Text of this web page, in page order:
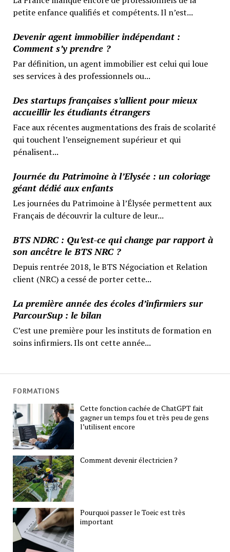
petite enfance qualifiés et compétents. Il n’est...
Devenir agent immobilier indépendant :
Comment s’y prendre ?
Par définition, un agent immobilier est celui qui loue
ses services à des professionnels ou...
Des startups françaises s’allient pour mieux
accueillir les étudiants étrangers
Face aux récentes augmentations des frais de scolarité
qui touchent l’enseignement supérieur et qui
pénalisent...
Journée du Patrimoine à l’Elysée : un coloriage
géant dédié aux enfants
Les journées du Patrimoine à l’Élysée permettent aux
Français de découvrir la culture de leur...
BTS NDRC : Qu’est-ce qui change par rapport à
son ancêtre le BTS NRC ?
Depuis rentrée 2018, le BTS Négociation et Relation
client (NRC) a cessé de porter cette...
La première année des écoles d’infirmiers sur
ParcourSup : le bilan
C’est une première pour les instituts de formation en
soins infirmiers. Ils ont cette année...
FORMATIONS
Cette fonction cachée de ChatGPT fait
gagner un temps fou et très peu de gens
l’utilisent encore
Comment devenir électricien ?
Pourquoi passer le Toeic est très
important